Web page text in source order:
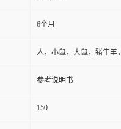
6个月
人，小鼠，大鼠，猪牛羊
参考说明书
150